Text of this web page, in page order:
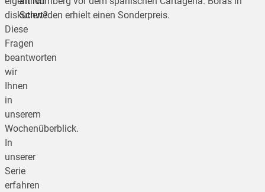
diskutiert?
Diese
Fragen
beantworten
wir
Ihnen
in
unserem
Wochenüberblick.
In
unserer
Serie
erfahren
Schweden erhielt einen Sonderpreis.